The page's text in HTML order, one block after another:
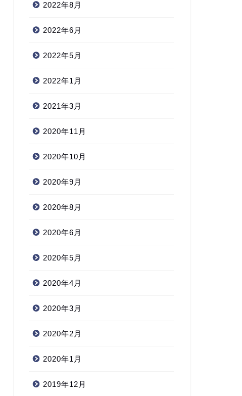
2022年8月
2022年6月
2022年5月
2022年1月
2021年3月
2020年11月
2020年10月
2020年9月
2020年8月
2020年6月
2020年5月
2020年4月
2020年3月
2020年2月
2020年1月
2019年12月